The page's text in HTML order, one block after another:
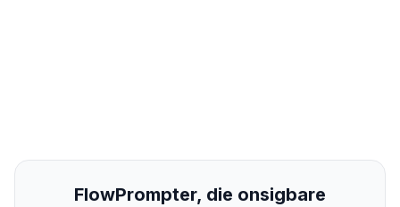
FlowPrompter, die onsigbare